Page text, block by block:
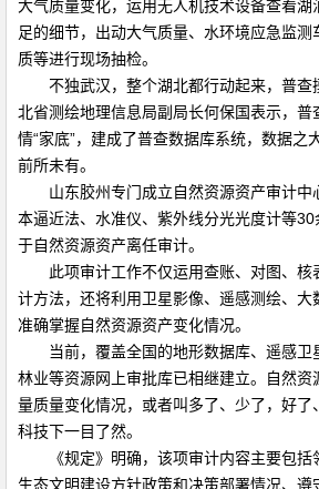
大气质量变化，运用无人机技术设备查看湖
足的细节，出动大气质量、水环境应急监测
质等进行现场抽检。
不独武汉，整个湖北都行动起来，普查
北省测绘地理信息局副局长何保国表示，普
情“家底”，建成了普查数据库系统，数据之
前所未有。
山东胶州专门成立自然资源资产审计中
本逼近法、水准仪、紫外线分光光度计等
于自然资源资产离任审计。
此项审计工作不仅运用查账、对图、核
计方法，还将利用卫星影像、遥感测绘、大
准确掌握自然资源资产变化情况。
当前，覆盖全国的地形数据库、遥感卫
林业等资源网上审批库已相继建立。自然资
量质量变化情况，或者叫多了、少了，好了
科技下一目了然。
《规定》明确，该项审计内容主要包括
生态文明建设方针政策和决策部署情况、遵